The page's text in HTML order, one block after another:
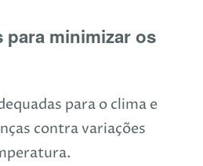
para minimizar os
para o clima e
contra variações